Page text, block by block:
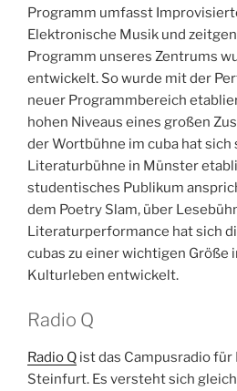
Programm umfasst
Elektronische Musik und
Programm unseres Zentrums
entwickelt. So wurde mit der
neuer Programmbereich
hohen Niveaus eines großen
der Wortbühne im cuba hat
Literaturbühne in Münster
studentisches Publikum
dem Poetry Slam, über
Literaturperformance hat sich
cubas zu einer wichtigen Größe
Kulturleben entwickelt.
Radio Q
Radio Q ist das Campusradio
Steinfurt. Es versteht sich